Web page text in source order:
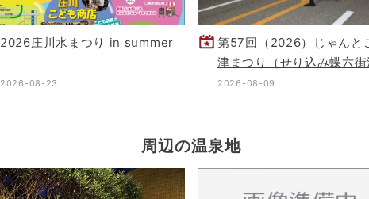
2026庄川水まつり in summer
2026-08-23
第57回（2026）じゃんと
津まつり（せり込み蝶六街
し）
2026-08-09
周辺の温泉地